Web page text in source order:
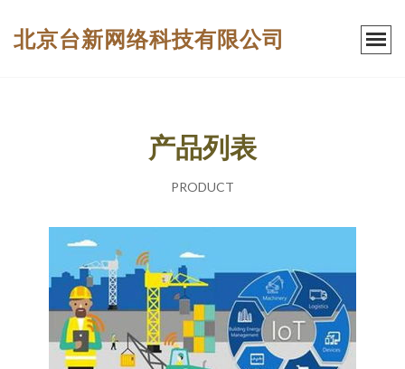
北京台新网络科技有限公司
产品列表
PRODUCT